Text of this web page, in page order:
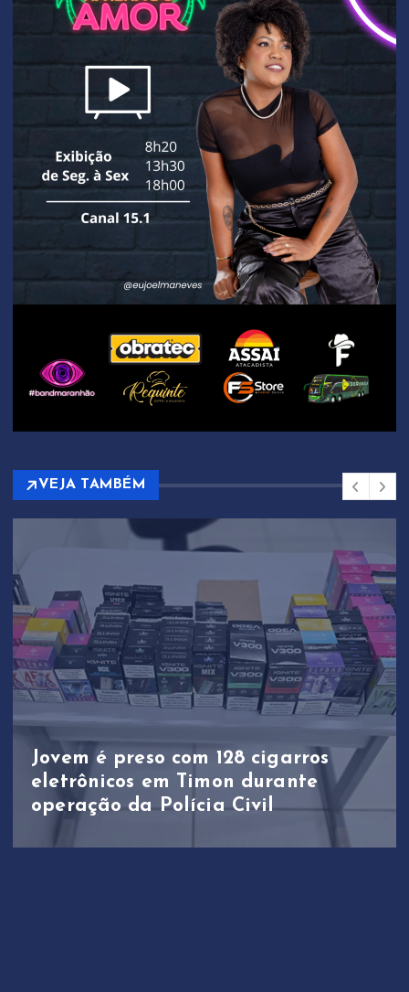
VEJA TAMBÉM
Jovem é preso com 128 cigarros
eletrônicos em Timon durante
operação da Polícia Civil